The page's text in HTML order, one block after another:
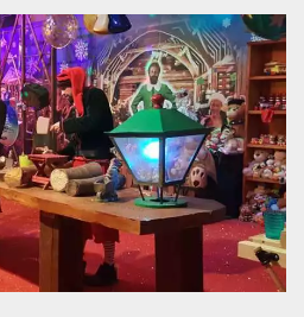
PHP.net
oooh.events
generada por
aplicaciones
basadas en el
lenguaje PHP.
Este es un
identificador de
propósito
general que se
utiliza para
mantener las
variables de
sesión del
usuario.
Normalmente es
un número
generado al
azar, la forma en